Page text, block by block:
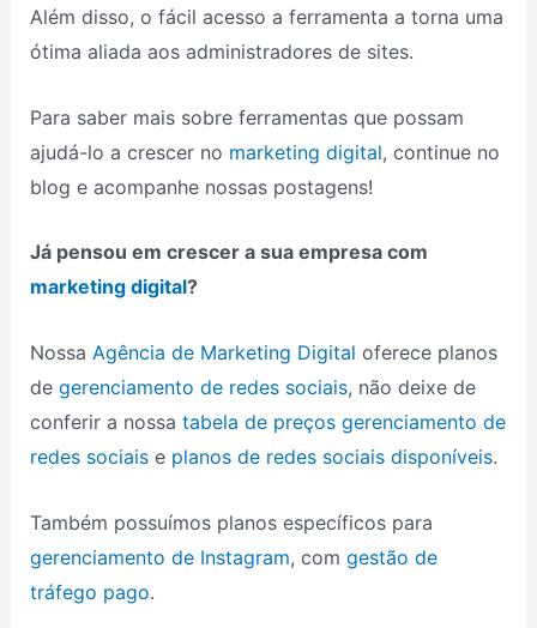
Além disso, o fácil acesso a ferramenta a torna uma
ótima aliada aos administradores de sites.
Para saber mais sobre ferramentas que possam
ajudá-lo a crescer no marketing digital, continue no
blog e acompanhe nossas postagens!
Já pensou em crescer a sua empresa com
marketing digital?
Nossa Agência de Marketing Digital oferece planos
de gerenciamento de redes sociais, não deixe de
conferir a nossa tabela de preços gerenciamento de
redes sociaise planos de redes sociais disponíveis.
Também possuímos planos específicos para
gerenciamento de Instagram, com gestão de
tráfego pago.